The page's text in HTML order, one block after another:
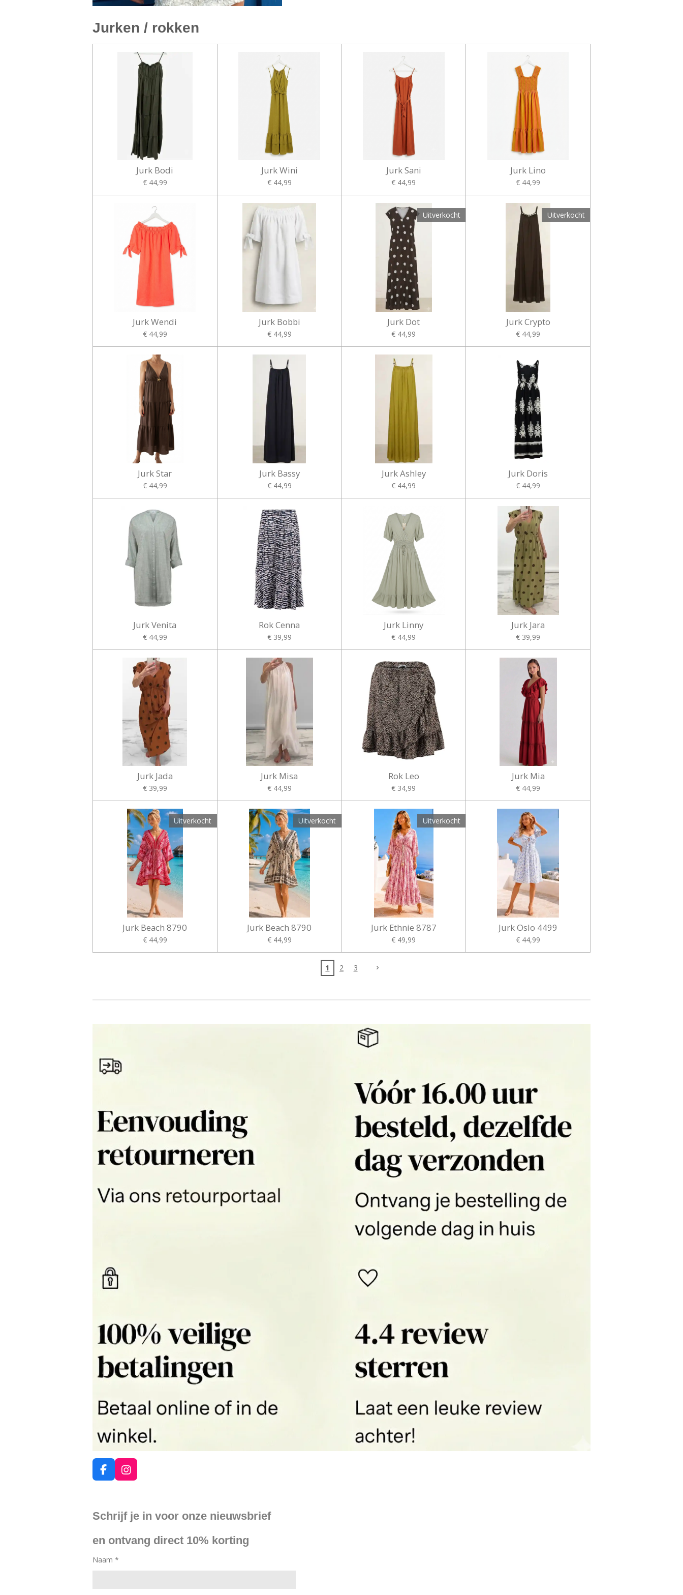
Jurken / rokken
Jurk Bodi
€ 44,99
Jurk Wini
€ 44,99
Jurk Sani
€ 44,99
Jurk Lino
€ 44,99
Jurk Wendi
€ 44,99
Jurk Bobbi
€ 44,99
Uitverkocht
Jurk Dot
€ 44,99
Uitverkocht
Jurk Crypto
€ 44,99
Jurk Star
€ 44,99
Jurk Bassy
€ 44,99
Jurk Ashley
€ 44,99
Jurk Doris
€ 44,99
Jurk Venita
€ 44,99
Rok Cenna
€ 39,99
Jurk Linny
€ 44,99
Jurk Jara
€ 39,99
Jurk Jada
€ 39,99
Jurk Misa
€ 44,99
Rok Leo
€ 34,99
Jurk Mia
€ 44,99
Uitverkocht
Jurk Beach 8790
€ 44,99
Uitverkocht
Jurk Beach 8790
€ 44,99
Uitverkocht
Jurk Ethnie 8787
€ 49,99
Jurk Oslo 4499
€ 44,99
1 2 3
F
a
b
o
I
n
a
r
Schrijf je in voor onze nieuwsbrief
en ontvang direct 10% korting
Naam *